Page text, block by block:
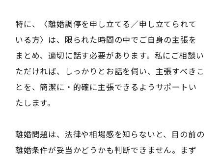
特に、〈離婚調停を申し立てる／申し立てられて
いる方〉は、限られた時間の中でご自身の主張を
まとめ、適切に話す必要があります。私にご相談い
ただければ、しっかりとお話を伺い、主張すべきこ
とを、簡潔に・的確に主張できるようサポートい
たします。
離婚問題は、法律や相場感を知らないと、目の前の
離婚条件が妥当かどうかも判断できません。まず